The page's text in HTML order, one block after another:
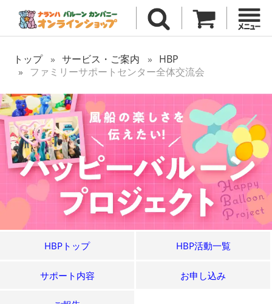
トップ サービス・ご案内
HBP
ファミリーサポートセンター全体交流会
HBPトップ HBP活動一覧
サポート内容 お申し込み